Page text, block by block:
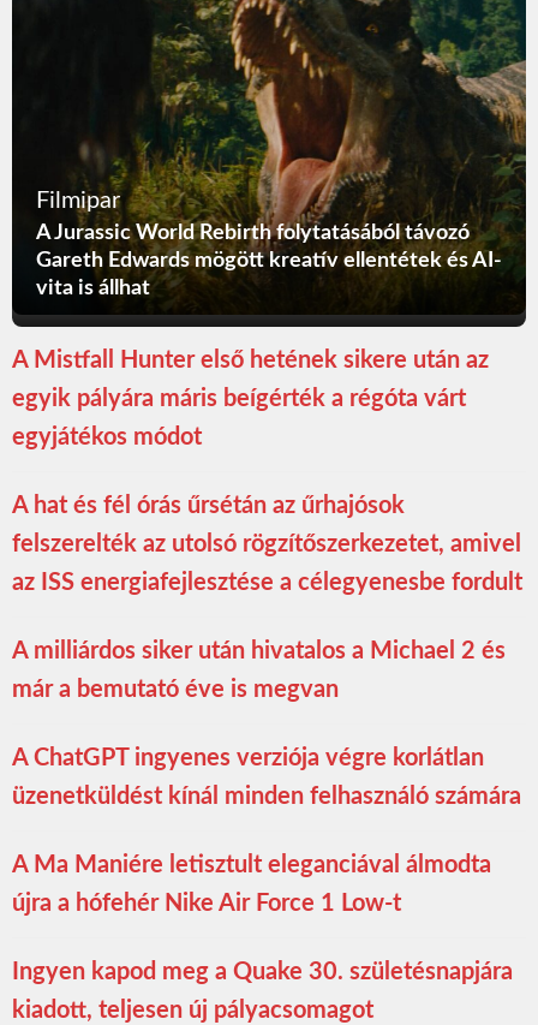
Filmipar
A Jurassic World Rebirth folytatásából távozó
Gareth Edwards mögött kreatív ellentétek és AI-
vita is állhat
A Mistfall Hunter első hetének sikere után az
egyik pályára máris beígérték a régóta várt
egyjátékos módot
A hat és fél órás űrsétán az űrhajósok
felszerelték az utolsó rögzítőszerkezetet, amivel
az ISS energiafejlesztése a célegyenesbe fordult
A milliárdos siker után hivatalos a Michael 2 és
már a bemutató éve is megvan
A ChatGPT ingyenes verziója végre korlátlan
üzenetküldést kínál minden felhasználó számára
A Ma Maniére letisztult eleganciával álmodta
újra a hófehér Nike Air Force 1 Low-t
Ingyen kapod meg a Quake 30. születésnapjára
kiadott, teljesen új pályacsomagot